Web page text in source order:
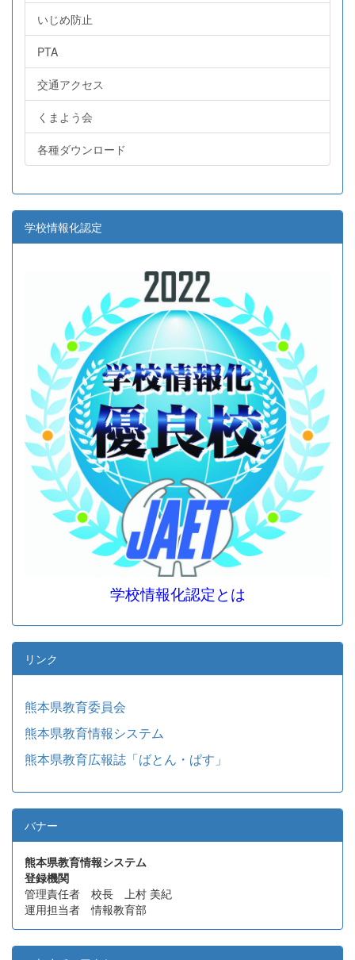
いじめ防止
PTA
交通アクセス
くまよう会
各種ダウンロード
学校情報化認定
学校情報化認定とは
リンク
熊本県教育委員会
熊本県教育情報システム
熊本県教育広報誌「ばとん・ぱす」
バナー
熊本県教育情報システム
登録機関
管理責任者 校長 上村 美紀
運用担当者 情報教育部